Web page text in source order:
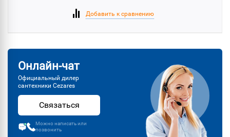
Добавить к сравнению
Онлайн-чат
Официальный дилер
сантехники Cezares
Связаться
Можно написать или
позвонить